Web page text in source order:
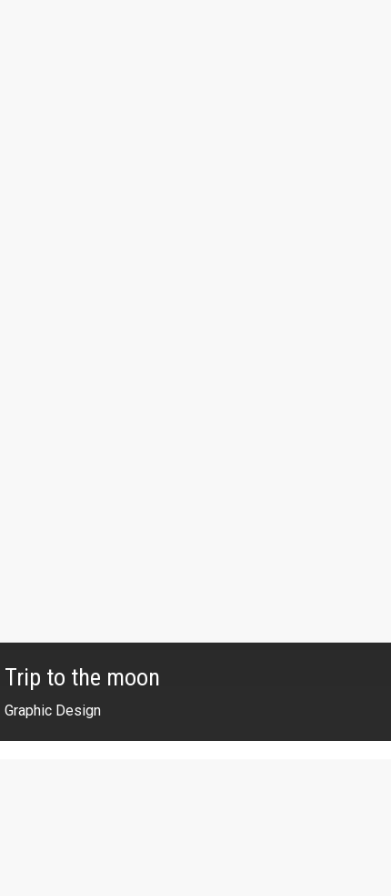
Trip to the moon
Graphic Design